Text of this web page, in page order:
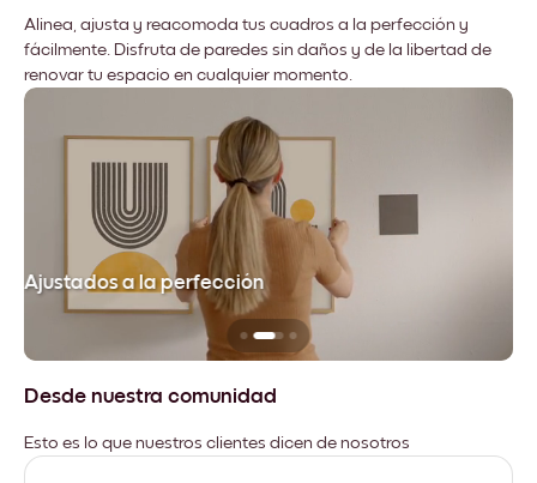
Alinea, ajusta y reacomoda tus cuadros a la perfección y
fácilmente. Disfruta de paredes sin daños y de la libertad de
renovar tu espacio en cualquier momento.
Ajustados a la perfección
Desde nuestra comunidad
Esto es lo que nuestros clientes dicen de nosotros